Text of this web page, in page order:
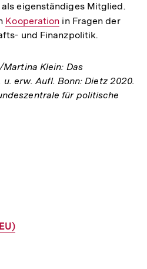
Link:
eigenständiges Mitglied.
Interner
Link:
Kooperation in Fragen der
und Finanzpolitik.
Klein: Das
erw. Aufl. Bonn: Dietz 2020.
für politische